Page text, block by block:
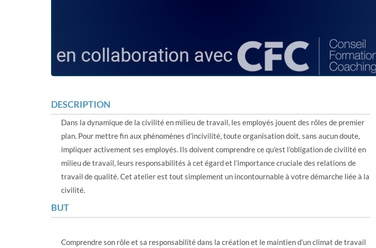
DESCRIPTION
Dans la dynamique de la civilité en milieu de travail, les employés jouent des rôles de premier
plan. Pour mettre fin aux phénomènes d’incivilité, toute organisation doit, sans aucun doute,
impliquer activement ses employés. Ils doivent comprendre ce qu’est l’obligation de civilité en
milieu de travail, leurs responsabilités à cet égard et l’importance cruciale des relations de
travail de qualité. Cet atelier est tout simplement un incontournable à votre démarche liée à la
civilité.
BUT
Comprendre son rôle et sa responsabilité dans la création et le maintien d’un climat de travail